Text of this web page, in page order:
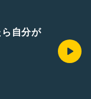
自分が